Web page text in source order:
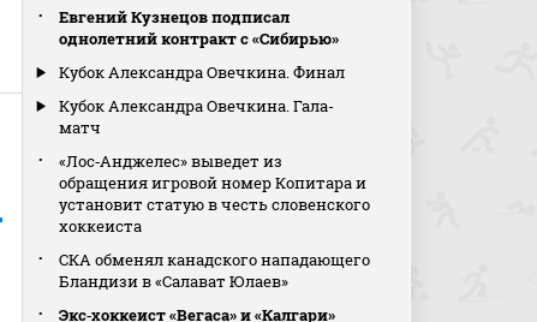
Евгений Кузнецов подписал
однолетний контракт с «Сибирью»
Кубок Александра Овечкина. Финал
Кубок Александра Овечкина. Гала-
матч
«Лос‑Анджелес» выведет из
обращения игровой номер Копитара и
установит статую в честь словенского
хоккеиста
СКА обменял канадского нападающего
Бландизи в «Салават Юлаев»
Экс‑хоккеист «Вегаса» и «Калгари»